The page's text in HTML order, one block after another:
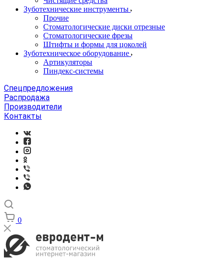
Зуботехнические инструменты
Прочие
Стоматологические диски отрезные
Стоматологические фрезы
Штифты и формы для цоколей
Зуботехническое оборудование
Артикуляторы
Пиндекс-системы
Спецпредложения
Распродажа
Производители
Контакты
0